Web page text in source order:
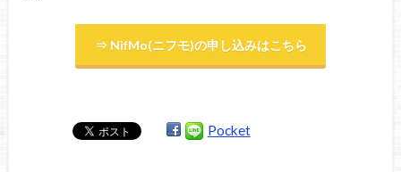
⇒ NifMo(ニフモ)の申し込みはこちら
Pocket